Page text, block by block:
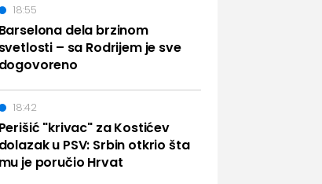
Barselona dela brzinom
svetlosti – sa Rodrijem je sve
dogovoreno
18:55
Perišić "krivac" za Kostićev
dolazak u PSV: Srbin otkrio šta
mu je poručio Hrvat
18:42